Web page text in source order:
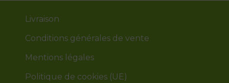
Livraison
Conditions générales de vente
Mentions légales
Politique de cookies (UE)